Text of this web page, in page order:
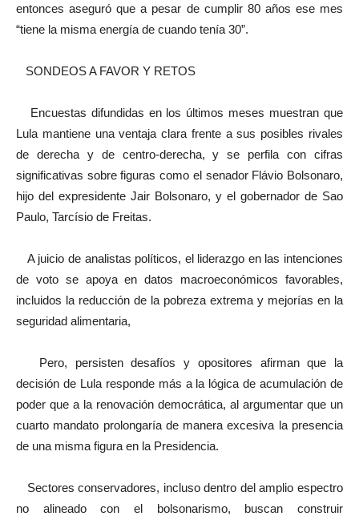
entonces aseguró que a pesar de cumplir 80 años ese mes
“tiene la misma energía de cuando tenía 30”.
SONDEOS A FAVOR Y RETOS
Encuestas difundidas en los últimos meses muestran que
Lula mantiene una ventaja clara frente a sus posibles rivales
de derecha y de centro-derecha, y se perfila con cifras
significativas sobre figuras como el senador Flávio Bolsonaro,
hijo del expresidente Jair Bolsonaro, y el gobernador de Sao
Paulo, Tarcísio de Freitas.
A juicio de analistas políticos, el liderazgo en las intenciones
de voto se apoya en datos macroeconómicos favorables,
incluidos la reducción de la pobreza extrema y mejorías en la
seguridad alimentaria,
Pero, persisten desafíos y opositores afirman que la
decisión de Lula responde más a la lógica de acumulación de
poder que a la renovación democrática, al argumentar que un
cuarto mandato prolongaría de manera excesiva la presencia
de una misma figura en la Presidencia.
Sectores conservadores, incluso dentro del amplio espectro
no alineado con el bolsonarismo, buscan construir